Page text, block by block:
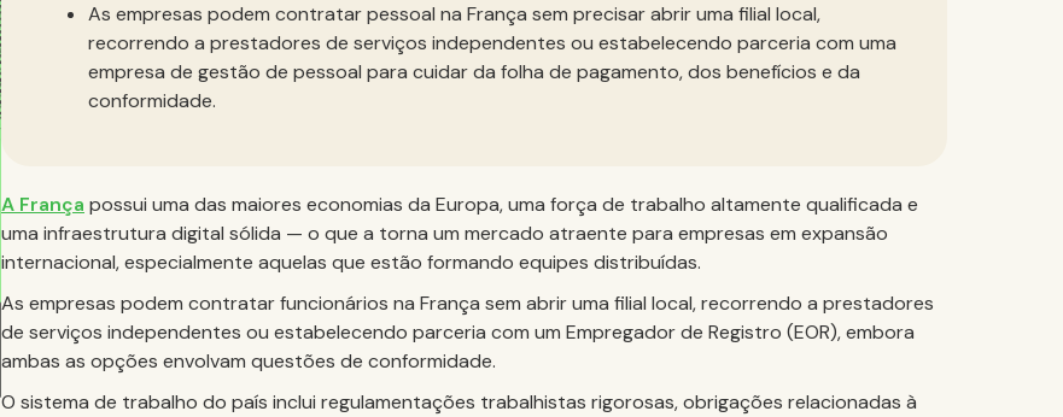
As empresas podem contratar pessoal na França sem precisar abrir uma filial local,
recorrendo a prestadores de serviços independentes ou estabelecendo parceria com uma
empresa de gestão de pessoal para cuidar da folha de pagamento, dos benefícios e da
conformidade.
A França possui uma das maiores economias da Europa, uma força de trabalho altamente qualificada e
uma infraestrutura digital sólida — o que a torna um mercado atraente para empresas em expansão
internacional, especialmente aquelas que estão formando equipes distribuídas.
As empresas podem contratar funcionários na França sem abrir uma filial local, recorrendo a prestadores
de serviços independentes ou estabelecendo parceria com um Empregador de Registro (EOR), embora
ambas as opções envolvam questões de conformidade.
O sistema de trabalho do país inclui regulamentações trabalhistas rigorosas, obrigações relacionadas à